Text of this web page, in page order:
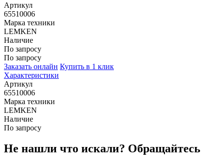
Артикул
65510006
Марка техники
LEMKEN
Наличие
По запросу
По запросу
Заказать онлайн Купить в 1 клик
Характеристики
Артикул
65510006
Марка техники
LEMKEN
Наличие
По запросу
Не нашли что искали? Обращайтесь